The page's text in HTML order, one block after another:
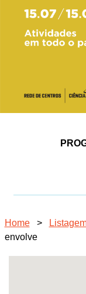
Home >
envolve